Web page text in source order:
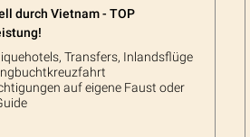
durch Vietnam - TOP
Transfers, Inlandsflüge
auf eigene Faust oder